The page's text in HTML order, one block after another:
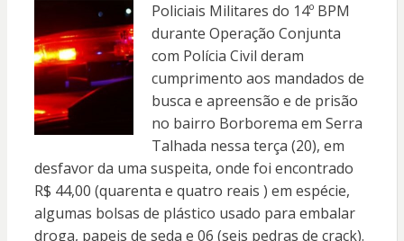
Policiais Militares do 14º BPM
durante Operação Conjunta
com Polícia Civil deram
cumprimento aos mandados de
busca e apreensão e de prisão
no bairro Borborema em Serra
Talhada nessa terça (20), em
desfavor da uma suspeita, onde foi encontrado
R$ 44,00 (quarenta e quatro reais ) em espécie,
algumas bolsas de plástico usado para embalar
droga, papeis de seda e 06 (seis pedras de crack).